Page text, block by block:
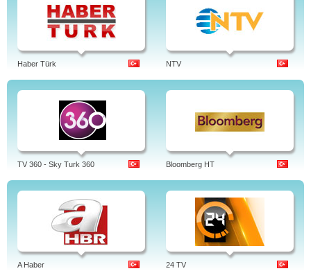
Haber Türk NTV
TV 360 - Sky Turk 360 Bloomberg HT
A Haber 24 TV